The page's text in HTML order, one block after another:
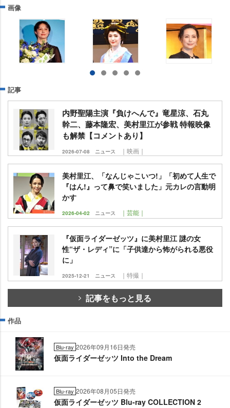
画像
記事
内野聖陽主演『負けへんで』竜星涼、石丸
幹二、藤本隆宏、美村里江が参戦 特報映像
も解禁【コメントあり】
2026-07-08 ニュース ｜映画｜
美村里江、「なんじゃこいつ!」「初めて人生で
『はん!』って鼻で笑いました」元カレの言動明
かす
2026-04-02 ニュース ｜芸能｜
『仮面ライダーゼッツ』に美村里江 謎の女
性“ザ・レディ”に「子供達から怖がられる悪役
に」
2025-12-21 ニュース ｜特撮｜
記事をもっと見る
作品
Blu-ray 2026年09月16日発売
仮面ライダーゼッツ Into the Dream
Blu-ray 2026年08月05日発売
仮面ライダーゼッツ Blu-ray COLLECTION 2